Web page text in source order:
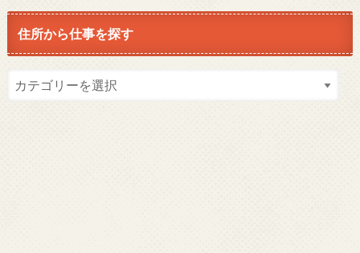
住所から仕事を探す